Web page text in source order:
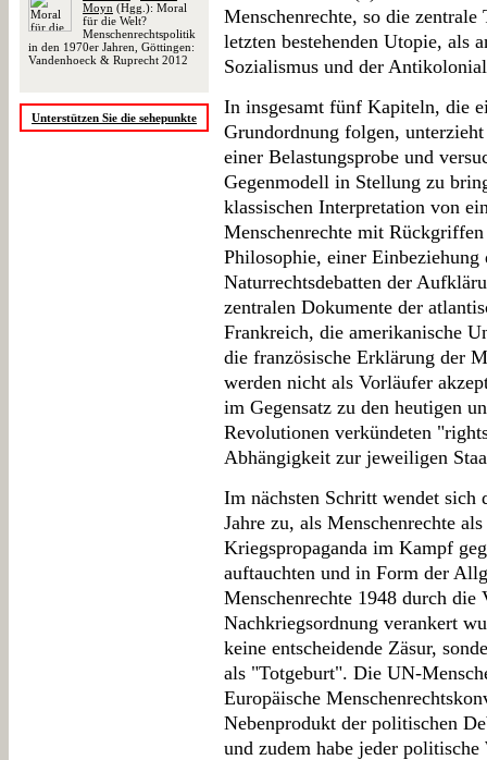
Moyn (Hgg.): Moral
für die Welt?
Menschenrechtspolitik
in den 1970er Jahren, Göttingen:
Vandenhoeck & Ruprecht 2012
Unterstützen Sie die sehepunkte
Menschenrechte, so die
letzten bestehenden Utopie, als
Sozialismus und der
In insgesamt fünf Kapiteln, die
Grundordnung folgen,
einer Belastungsprobe und
Gegenmodell in Stellung zu
klassischen Interpretation von
Menschenrechte mit
Philosophie, einer
Naturrechtsdebatten der
zentralen Dokumente der
Frankreich, die amerikanische
die französische Erklärung der
werden nicht als Vorläufer
im Gegensatz zu den heutigen
Revolutionen verkündeten
Abhängigkeit zur jeweiligen
Im nächsten Schritt wendet sich
Jahre zu, als Menschenrechte
Kriegspropaganda im Kampf
auftauchten und in Form der
Menschenrechte 1948 durch die
Nachkriegsordnung verankert
keine entscheidende Zäsur,
als "Totgeburt". Die UN-
Europäische
Nebenprodukt der politischen
und zudem habe jeder